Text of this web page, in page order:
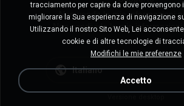
Non venda le mie informazioni
Non condivida le mie informazioni
Italiano
tracciamento per capire da dove provengono
migliorare la Sua esperienza di navigazione
Utilizzando il nostro Sito Web, Lei
cookie e di altre tecnologie di
Modifichi le mie preferenze
Accetto